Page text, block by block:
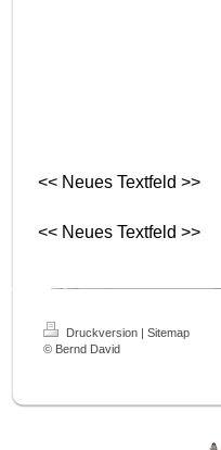
<< Neues Textfeld >>
<< Neues Textfeld >>
Druckversion | Sitemap
© Bernd David